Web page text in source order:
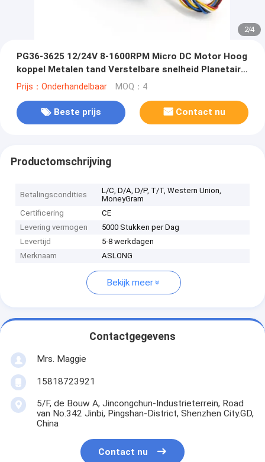
2/4
PG36-3625 12/24V 8-1600RPM Micro DC Motor Hoog
koppel Metalen tand Verstelbare snelheid Planetaire
borstelloze reductiemotor
Prijs：Onderhandelbaar MOQ：4
Beste prijs Contact nu
Productomschrijving
Betalingscondities
L/C, D/A, D/P, T/T, Western Union,
MoneyGram
Certificering
CE
Levering vermogen
5000 Stukken per Dag
Levertijd
5-8 werkdagen
Merknaam
ASLONG
Bekijk meer
Contactgegevens
Mrs. Maggie
15818723921
5/F, de Bouw A, Jincongchun-Industrieterrein, Road
van No.342 Jinbi, Pingshan-District, Shenzhen City.GD,
China
Contact nu